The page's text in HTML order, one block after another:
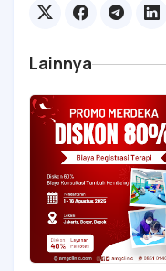
Lainnya